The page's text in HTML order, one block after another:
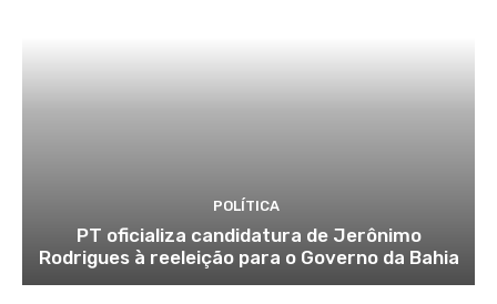
POLÍTICA
PT oficializa candidatura de Jerônimo
Rodrigues à reeleição para o Governo da Bahia